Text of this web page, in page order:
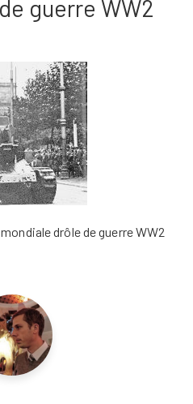
guerre WW2
drôle de guerre WW2